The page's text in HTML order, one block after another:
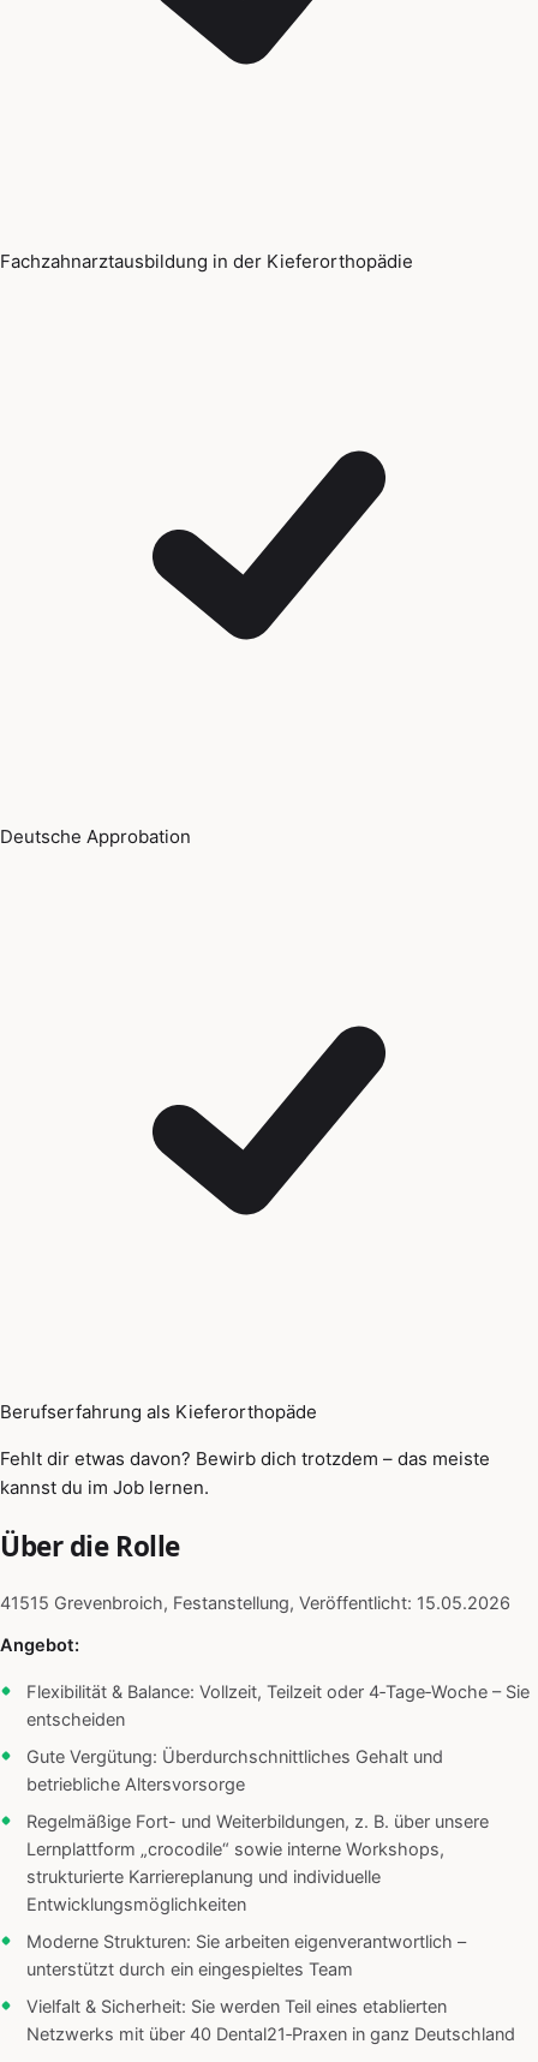
Fachzahnarztausbildung in der Kieferorthopädie
Deutsche Approbation
Berufserfahrung als Kieferorthopäde
Fehlt dir etwas davon? Bewirb dich trotzdem – das meiste
kannst du im Job lernen.
Über die Rolle
41515 Grevenbroich, Festanstellung, Veröffentlicht: 15.05.2026
Angebot:
Flexibilität & Balance: Vollzeit, Teilzeit oder 4‑Tage‑Woche – Sie
entscheiden
Gute Vergütung: Überdurchschnittliches Gehalt und
betriebliche Altersvorsorge
Regelmäßige Fort- und Weiterbildungen, z. B. über unsere
Lernplattform „crocodile“ sowie interne Workshops,
strukturierte Karriereplanung und individuelle
Entwicklungsmöglichkeiten
Moderne Strukturen: Sie arbeiten eigenverantwortlich –
unterstützt durch ein eingespieltes Team
Vielfalt & Sicherheit: Sie werden Teil eines etablierten
Netzwerks mit über 40 Dental21‑Praxen in ganz Deutschland